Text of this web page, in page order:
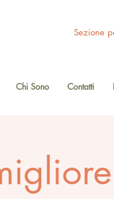
Sezione
Chi Sono Contatti